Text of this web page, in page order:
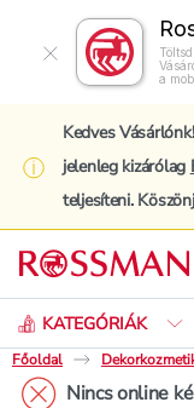
a
Kedves
jelenleg kizárólag
teljesíteni.
KATEGÓRIÁK
Keresés
Főoldal
Nincs online